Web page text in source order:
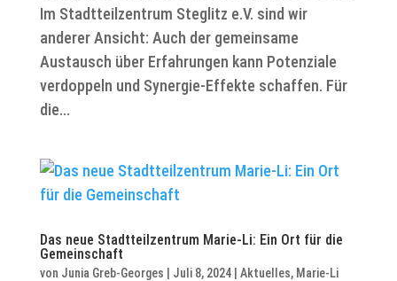
Im Stadtteilzentrum Steglitz e.V. sind wir
anderer Ansicht: Auch der gemeinsame
Austausch über Erfahrungen kann Potenziale
verdoppeln und Synergie-Effekte schaffen. Für
die...
Das neue Stadtteilzentrum Marie-Li: Ein Ort für die
Gemeinschaft
von Junia Greb-Georges Juli 8, 2024| Aktuelles, Marie-Li